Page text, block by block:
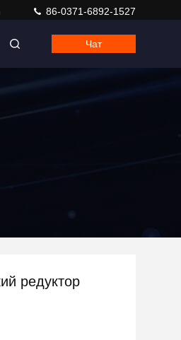
86-0371-6892-1527
Чат
редуктор